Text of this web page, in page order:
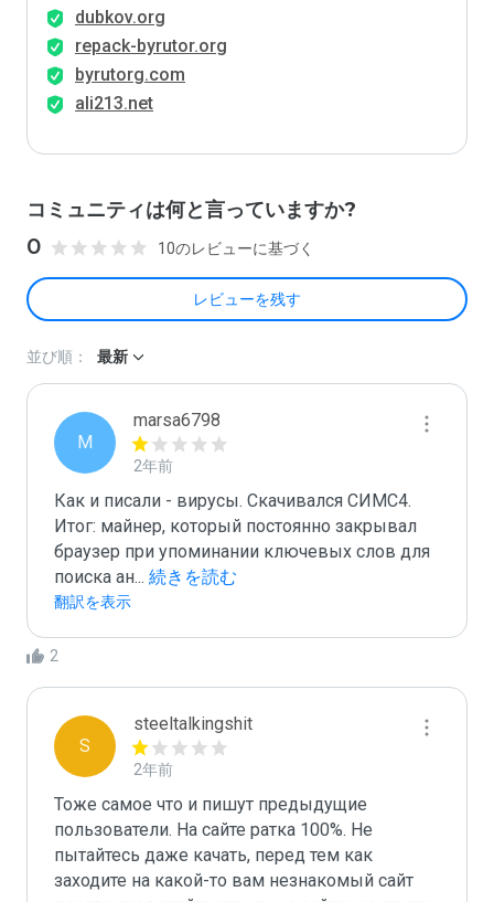
dubkov.org
repack-byrutor.org
byrutorg.com
ali213.net
コミュニティは何と言っていますか?
0 10のレビューに基づく
レビューを残す
並び順： 最新
M
marsa6798
2年前
Как и писали - вирусы. Скачивался СИМС4.
Итог: майнер, который постоянно закрывал
браузер при упоминании ключевых слов для
поиска ан... 続きを読む
翻訳を表示
2
S
steeltalkingshit
2年前
Тоже самое что и пишут предыдущие
пользователи. На сайте ратка 100%. Не
пытайтесь даже качать, перед тем как
заходите на какой-то вам незнакомый сайт